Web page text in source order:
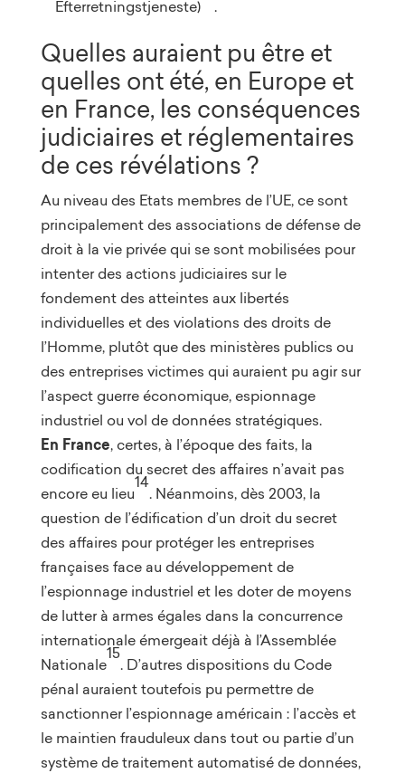
Efterretningstjeneste)
.
Quelles auraient pu être et
quelles ont été, en Europe et
en France, les conséquences
judiciaires et réglementaires
de ces révélations ?
Au niveau des Etats membres de l’UE, ce sont
principalement des associations de défense de
droit à la vie privée qui se sont mobilisées pour
intenter des actions judiciaires sur le
fondement des atteintes aux libertés
individuelles et des violations des droits de
l’Homme, plutôt que des ministères publics ou
des entreprises victimes qui auraient pu agir sur
l’aspect guerre économique, espionnage
industriel ou vol de données stratégiques.
En France, certes, à l’époque des faits, la
codification du secret des affaires n’avait pas
encore eu lieu
14
. Néanmoins, dès 2003, la
question de l’édification d’un droit du secret
des affaires pour protéger les entreprises
françaises face au développement de
l’espionnage industriel et les doter de moyens
de lutter à armes égales dans la concurrence
internationale émergeait déjà à l’Assemblée
Nationale
15
. D’autres dispositions du Code
pénal auraient toutefois pu permettre de
sanctionner l’espionnage américain : l’accès et
le maintien frauduleux dans tout ou partie d’un
système de traitement automatisé de données,